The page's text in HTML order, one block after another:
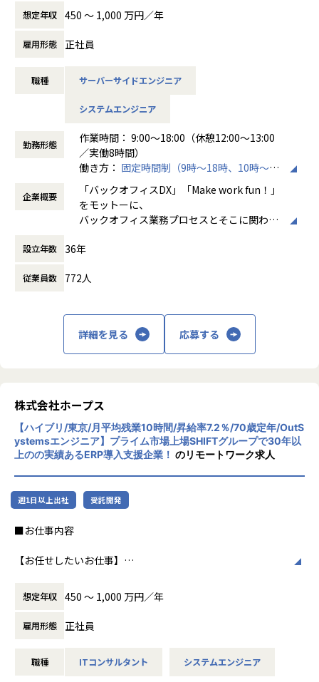
・上流工程の経験を積むことが可能なため、スキルアップが
・プロジェクトによりAI関連の業務に携わるチャンスあり！
・年間平均昇給率は7.2%！正当な評価制度のもと、実績に応
【ポジションについて】
本ポジションは、官公庁や自治体などの公共系向けソリュー
ション導入・開発に携わっていただきます。
【業務の変更の範囲】
IT開発関連業務
均週2～3日の在宅勤務が可能です。転勤はな
きます。残業は月平均10時間程度と少なく、
イルアプリの上流から開発工程までをご担当いただきます。
要件定義・開発・運用まで一貫して携わることができ、多く
のアプリケーション開発を経験することが可能です。
■大手ネットバンキング向けシステム画面設計
言語：Objectve-C、Swift OS：IOS/Android
■公庁向け大規模Web・モバイルアプリ開発プロジェクト
担当領域：要件定義／基本設計／詳細設計／実装／テスト／
リリース／運用保守
言語：React（TypeScript）Spring Boot（Java）OS：Linu
React Native（TypeScript）OS：Android
■生保業界向け顧客情報管理Webアプリケーションのマイグ
担当領域：要件定義／基本設計／詳細設計／実装
・Udemyを会社負担で活用、資格取得奨励制度など、従業員
のスキルアップも応援！
・入社月から有休5日付与
【募集背景】
売上過去最高記録を更新している当社では、今まさに第二次
創業期として
準大手から中堅規模の企業に特化して、プライム案件やERP
年間120%成長を続けており成長の過渡期にある中で、
募集しております。
＜ホープスBLOG＞
しております！
是非ご覧ください！
HOPES blog：https://blog.hopes-ise.co.jp/
「DX推進の最前線：お客様の社内DX推進って実際何をやっ
想定年収 450 〜 1,000 万円／年
雇用形態 正社員
職種 サーバーサイドエンジニア
システムエンジニア
勤務形態
作業時間： 9:00～18:00（休憩12:00～13:00
／実働8時間）
働き方： 固定時間制（9時～18時、10時～19
時など）
時間外労働の有無： 有（月平均10時間）
休憩時間： 60分
企業概要
「バックオフィスDX」「Make work fun！」
をモットーに、
バックオフィス業務プロセスとそこに関わる
企業競争力を向上させることを使命としてい
チ開発やコンサルティングまで幅広いサービ
スを提供しています。クラウドERPやローコ
ード開発を柱とし、業務効率化やDX推進、経
CloudやOracle ERP Cloudなどを活用し、企
業の業務プロセスを最適化し、経営管理の強
化を図っています1。
社風/文化
ホープスは、若手社員が活躍できる環境で、
社内の風通しが良く、活気に満ちた雰囲気が
特徴です。多様性を重視し、様々な国籍や背
ホープスでは、リモートワーク活用があり平
く、プロジェクトに応じて柔軟な働き方がで
ています。
設立年数 36年
従業員数 772人
詳細を見る 応募する
株式会社ホープス
【ハイブリ/東京/月平均残業10時間/昇給率7.2％/70歳定年/OutS
ystemsエンジニア】プライム市場上場SHIFTグループで30年以
上のの実績あるERP導入支援企業！ のリモートワーク求人
週1日以上出社 受託開発
■お仕事内容
【お任せしたいお仕事】
て、システムの導入・開発を行うポジションです。
要件定義から開発・導入フェーズまで、まずはこれまでのご
経験に近しい領域をご担当いただきます。
またキャリアビジョンに合わせて、下流から上流工程にステ
想定年収 450 〜 1,000 万円／年
雇用形態 正社員
職種 ITコンサルタント システムエンジニア